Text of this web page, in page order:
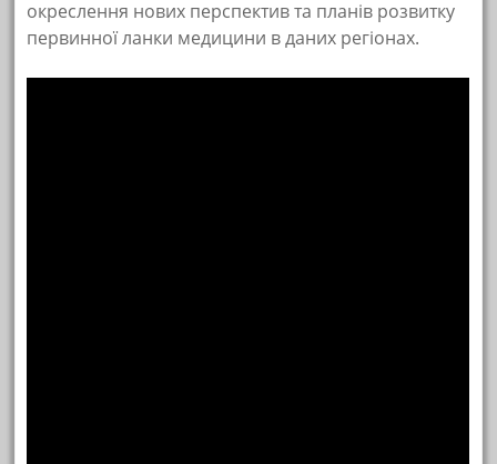
окреслення нових перспектив та планів розвитку
первинної ланки медицини в даних регіонах.